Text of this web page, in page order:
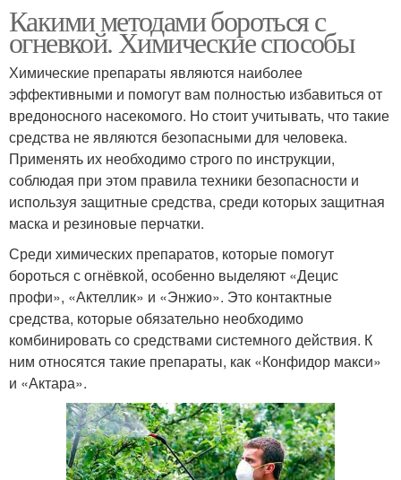
Какими методами бороться с
огневкой. Химические способы
Химические препараты являются наиболее
эффективными и помогут вам полностью избавиться от
вредоносного насекомого. Но стоит учитывать, что такие
средства не являются безопасными для человека.
Применять их необходимо строго по инструкции,
соблюдая при этом правила техники безопасности и
используя защитные средства, среди которых защитная
маска и резиновые перчатки.
Среди химических препаратов, которые помогут
бороться с огнёвкой, особенно выделяют «Децис
профи», «Актеллик» и «Энжио». Это контактные
средства, которые обязательно необходимо
комбинировать со средствами системного действия. К
ним относятся такие препараты, как «Конфидор макси»
и «Актара».